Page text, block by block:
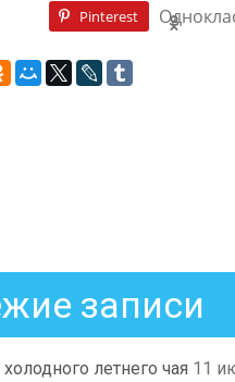
Pinterest
записи
летнего чая 11